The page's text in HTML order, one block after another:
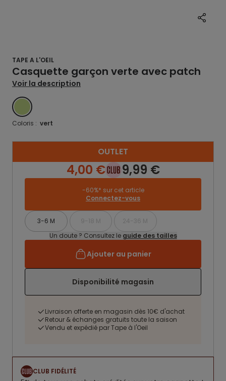
TAPE A L'OEIL
Casquette garçon verte avec patch
Voir la description
VERT
Coloris : vert
OUTLET
4,00 € 9,99 €
-60%* sur cet article
Connectez-vous
3-6 M 9-18 M
24-36 M
Un doute ? Consultez le guide des tailles
Ajouter au panier
Disponibilité magasin
Livraison offerte en magasin dès 10€ d'achat
Retour & échanges gratuits toute la saison
Vendu et expédié par Tape à l'Oeil
CLUB FIDÉLITÉ